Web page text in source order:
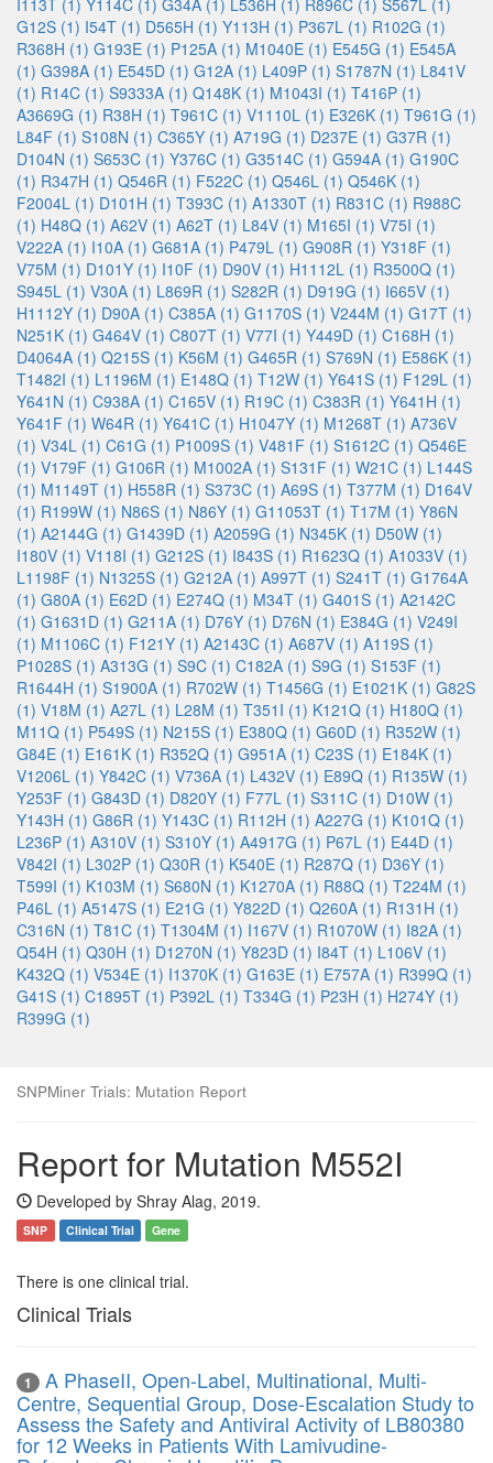
I113T (1) Y114C (1) G34A (1) L536H (1) R896C (1) S567L (1)
G12S (1) I54T (1) D565H (1) Y113H (1) P367L (1) R102G (1)
R368H (1) G193E (1) P125A (1) M1040E (1) E545G (1) E545A
(1) G398A (1) E545D (1) G12A (1) L409P (1) S1787N (1) L841V
(1) R14C (1) S9333A (1) Q148K (1) M1043I (1) T416P (1)
A3669G (1) R38H (1) T961C (1) V1110L (1) E326K (1) T961G (1)
L84F (1) S108N (1) C365Y (1) A719G (1) D237E (1) G37R (1)
D104N (1) S653C (1) Y376C (1) G3514C (1) G594A (1) G190C
(1) R347H (1) Q546R (1) F522C (1) Q546L (1) Q546K (1)
F2004L (1) D101H (1) T393C (1) A1330T (1) R831C (1) R988C
(1) H48Q (1) A62V (1) A62T (1) L84V (1) M165I (1) V75I (1)
V222A (1) I10A (1) G681A (1) P479L (1) G908R (1) Y318F (1)
V75M (1) D101Y (1) I10F (1) D90V (1) H1112L (1) R3500Q (1)
S945L (1) V30A (1) L869R (1) S282R (1) D919G (1) I665V (1)
H1112Y (1) D90A (1) C385A (1) G1170S (1) V244M (1) G17T (1)
N251K (1) G464V (1) C807T (1) V77I (1) Y449D (1) C168H (1)
D4064A (1) Q215S (1) K56M (1) G465R (1) S769N (1) E586K (1)
T1482I (1) L1196M (1) E148Q (1) T12W (1) Y641S (1) F129L (1)
Y641N (1) C938A (1) C165V (1) R19C (1) C383R (1) Y641H (1)
Y641F (1) W64R (1) Y641C (1) H1047Y (1) M1268T (1) A736V
(1) V34L (1) C61G (1) P1009S (1) V481F (1) S1612C (1) Q546E
(1) V179F (1) G106R (1) M1002A (1) S131F (1) W21C (1) L144S
(1) M1149T (1) H558R (1) S373C (1) A69S (1) T377M (1) D164V
(1) R199W (1) N86S (1) N86Y (1) G11053T (1) T17M (1) Y86N
(1) A2144G (1) G1439D (1) A2059G (1) N345K (1) D50W (1)
I180V (1) V118I (1) G212S (1) I843S (1) R1623Q (1) A1033V (1)
L1198F (1) N1325S (1) G212A (1) A997T (1) S241T (1) G1764A
(1) G80A (1) E62D (1) E274Q (1) M34T (1) G401S (1) A2142C
(1) G1631D (1) G211A (1) D76Y (1) D76N (1) E384G (1) V249I
(1) M1106C (1) F121Y (1) A2143C (1) A687V (1) A119S (1)
P1028S (1) A313G (1) S9C (1) C182A (1) S9G (1) S153F (1)
R1644H (1) S1900A (1) R702W (1) T1456G (1) E1021K (1) G82S
(1) V18M (1) A27L (1) L28M (1) T351I (1) K121Q (1) H180Q (1)
M11Q (1) P549S (1) N215S (1) E380Q (1) G60D (1) R352W (1)
G84E (1) E161K (1) R352Q (1) G951A (1) C23S (1) E184K (1)
V1206L (1) Y842C (1) V736A (1) L432V (1) E89Q (1) R135W (1)
Y253F (1) G843D (1) D820Y (1) F77L (1) S311C (1) D10W (1)
Y143H (1) G86R (1) Y143C (1) R112H (1) A227G (1) K101Q (1)
L236P (1) A310V (1) S310Y (1) A4917G (1) P67L (1) E44D (1)
V842I (1) L302P (1) Q30R (1) K540E (1) R287Q (1) D36Y (1)
T599I (1) K103M (1) S680N (1) K1270A (1) R88Q (1) T224M (1)
P46L (1) A5147S (1) E21G (1) Y822D (1) Q260A (1) R131H (1)
C316N (1) T81C (1) T1304M (1) I167V (1) R1070W (1) I82A (1)
Q54H (1) Q30H (1) D1270N (1) Y823D (1) I84T (1) L106V (1)
K432Q (1) V534E (1) I1370K (1) G163E (1) E757A (1) R399Q (1)
G41S (1) C1895T (1) P392L (1) T334G (1) P23H (1) H274Y (1)
R399G (1)
SNPMiner Trials: Mutation Report
Report for Mutation M552I
Developed by Shray Alag, 2019.
SNP Clinical Trial Gene
There is one clinical trial.
Clinical Trials
1
A PhaseII, Open-Label, Multinational, Multi-
Centre, Sequential Group, Dose-Escalation Study to
Assess the Safety and Antiviral Activity of LB80380
for 12 Weeks in Patients With Lamivudine-